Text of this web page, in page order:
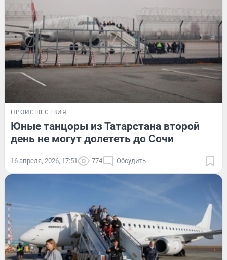
ПРОИСШЕСТВИЯ
Юные танцоры из Татарстана второй
день не могут долететь до Сочи
16 апреля, 2026, 17:51 774 Обсудить